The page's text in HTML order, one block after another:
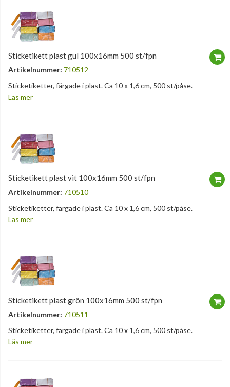
Sticketikett plast gul 100x16mm 500 st/fpn
Artikelnummer: 710512
Sticketiketter, färgade i plast. Ca 10 x 1,6 cm, 500 st/påse.
Läs mer
Sticketikett plast vit 100x16mm 500 st/fpn
Artikelnummer: 710510
Sticketiketter, färgade i plast. Ca 10 x 1,6 cm, 500 st/påse.
Läs mer
Sticketikett plast grön 100x16mm 500 st/fpn
Artikelnummer: 710511
Sticketiketter, färgade i plast. Ca 10 x 1,6 cm, 500 st/påse.
Läs mer